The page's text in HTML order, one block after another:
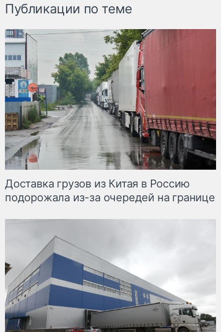
Публикации по теме
Доставка грузов из Китая в Россию
подорожала из-за очередей на границе